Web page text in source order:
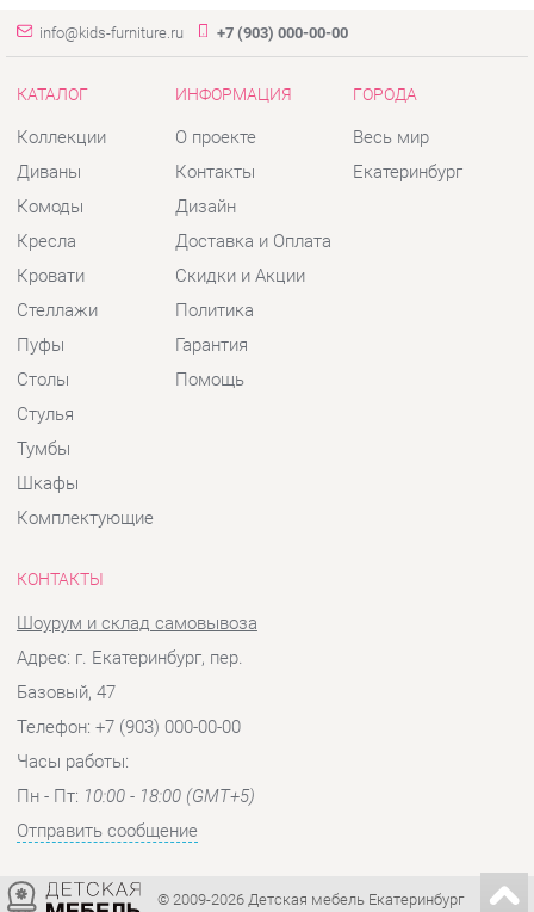
Комоды
Стеллажи
Пуфы
Столы
Стулья
Тумбы
Шкафы
Комплектующие
Дизайн
Скидки и Акции
Политика
Гарантия
Помощь
Шоурум и склад самовывоза
Адрес: г. Екатеринбург, пер.
Базовый, 47
Часы работы: